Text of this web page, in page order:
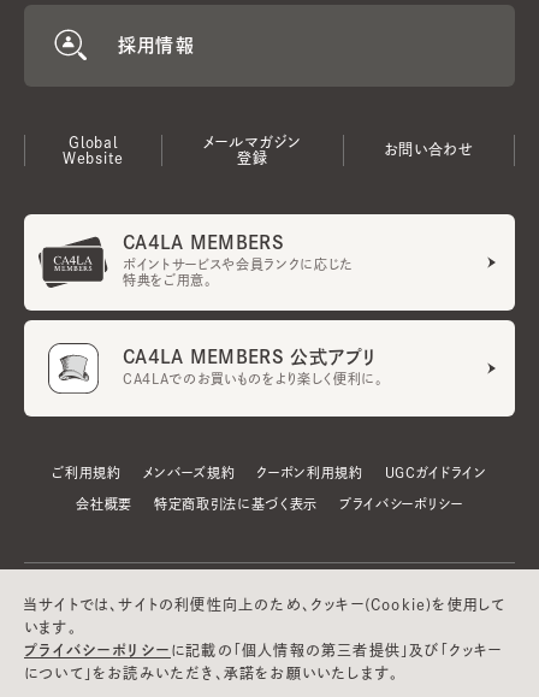
採用情報
Global
Website
メールマガジン
登録
お問い合わせ
CA4LA MEMBERS
ポイントサービスや会員ランクに応じた
特典をご用意。
CA4LA MEMBERS 公式アプリ
CA4LAでのお買いものをより楽しく便利に。
ご利用規約 メンバーズ規約 クーポン利用規約 UGCガイドライン
会社概要 特定商取引法に基づく表示 プライバシーポリシー
当サイトでは、サイトの利便性向上のため、クッキー(Cookie)を使用して
います。
プライバシーポリシー に記載の「個人情報の第三者提供」及び「クッキー
について」をお読みいただき、承諾をお願いいたします。